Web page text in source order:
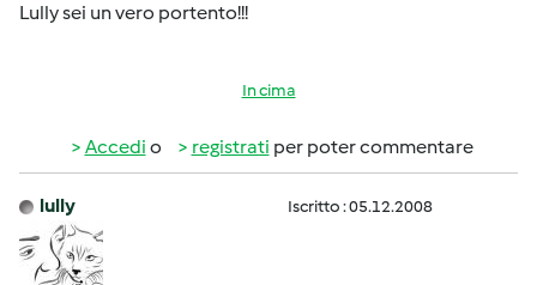
Lully sei un vero portento!!!
In cima
Accedi o registrati per poter commentare
lully Iscritto : 05.12.2008